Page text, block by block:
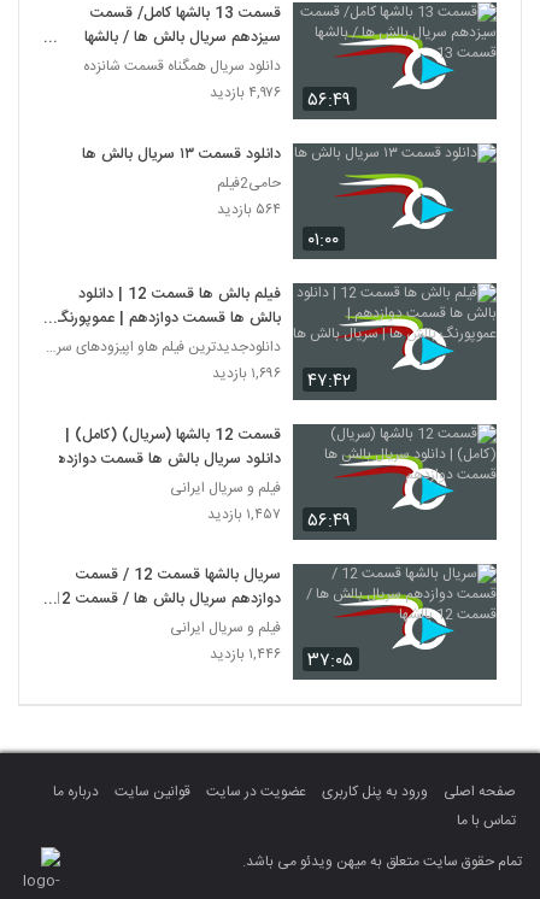
۵۶:۴۹
قسمت 13 بالشها کامل/ قسمت
سیزدهم سریال بالش ها / بالشها
قسمت 13
دانلود سریال همگناه قسمت شانزده
۴,۹۷۶ بازدید
۰۱:۰۰
دانلود قسمت ۱۳ سریال بالش ها
حامی2فیلم
۵۶۴ بازدید
۴۷:۴۲
فیلم بالش ها قسمت 12 | دانلود
بالش ها قسمت دوازدهم | عموپورنگ
بالش ها | سریال بالش ها
دانلودجدیدترین فیلم هاو اپیزودهای سریال های ایرانی
۱,۶۹۶ بازدید
۵۶:۴۹
قسمت 12 بالشها (سریال) (کامل) |
دانلود سریال بالش ها قسمت دوازدهم
فیلم و سریال ایرانی
۱,۴۵۷ بازدید
۳۷:۰۵
سریال بالشها قسمت 12 / قسمت
دوازدهم سریال بالش ها / قسمت 12
بالشها
فیلم و سریال ایرانی
۱,۴۴۶ بازدید
صفحه اصلی ورود به پنل کاربری عضویت در سایت قوانین سایت
درباره ما
تماس با ما
تمام حقوق سایت متعلق به میهن ویدئو می باشد.